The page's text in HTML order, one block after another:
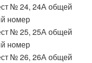
№ 24, 24А общей
номер
№ 25, 25А общей
номер
№ 26, 26А общей